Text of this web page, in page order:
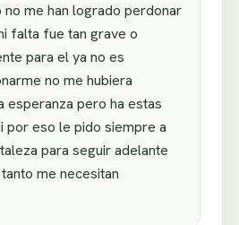
me han logrado perdonar
falta fue tan grave o
para el ya no es
no me hubiera
esperanza pero ha estas
por eso le pido siempre a
para seguir adelante
me necesitan